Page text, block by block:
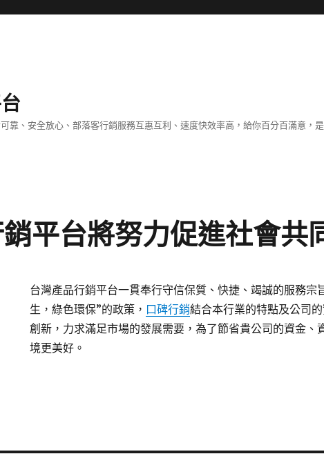
靠、安全放心、部落客行銷服務互惠互利、速度快效率高，給你百分百滿意
平台將努力促進社會共
台灣產品行銷平台一貫奉行守信保質、快捷、竭誠的服務宗
生，綠色環保”的政策， 口碑行銷結合本行業的特點及公司
創新，力求滿足市場的發展需要，為了節省貴公司的資金、
境更美好。